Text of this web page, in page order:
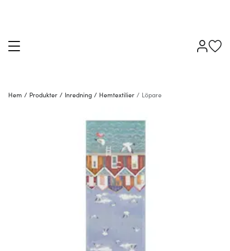
Hem / Produkter / Inredning / Hemtextilier / Löpare